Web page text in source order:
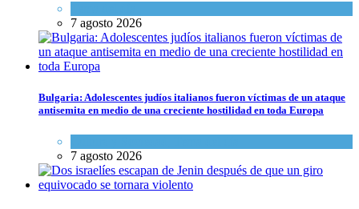
7 agosto 2026
Bulgaria: Adolescentes judíos italianos fueron víctimas de un ataque
antisemita en medio de una creciente hostilidad en toda Europa
7 agosto 2026